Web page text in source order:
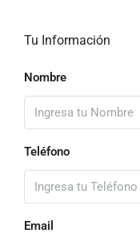
Tu Información
Nombre
Teléfono
Email